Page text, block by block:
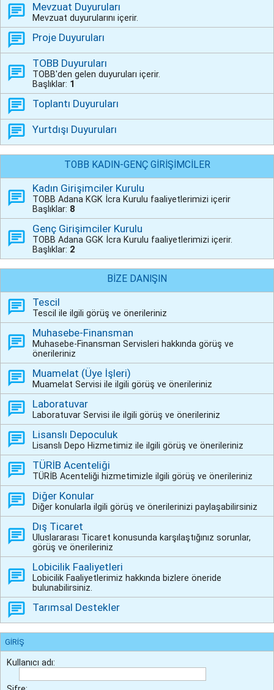
Mevzuat Duyuruları
Mevzuat duyurularını içerir.
Proje Duyuruları
TOBB Duyuruları
TOBB'den gelen duyuruları içerir.
Başlıklar: 1
Toplantı Duyuruları
Yurtdışı Duyuruları
TOBB KADIN-GENÇ GİRİŞİMCİLER
Kadın Girişimciler Kurulu
TOBB Adana KGK İcra Kurulu faaliyetlerimizi içerir
Başlıklar: 8
Genç Girişimciler Kurulu
TOBB Adana GGK İcra Kurulu faaliyetlerimizi içerir.
Başlıklar: 2
BİZE DANIŞIN
Tescil
Tescil ile ilgili görüş ve önerileriniz
Muhasebe-Finansman
Muhasebe-Finansman Servisleri hakkında görüş ve
önerileriniz
Muamelat (Üye İşleri)
Muamelat Servisi ile ilgili görüş ve önerileriniz
Laboratuvar
Laboratuvar Servisi ile ilgili görüş ve önerileriniz
Lisanslı Depoculuk
Lisanslı Depo Hizmetimiz ile ilgili görüş ve önerileriniz
TÜRİB Acenteliği
TÜRİB Acenteliği hizmetimizle ilgili görüş ve önerileriniz
Diğer Konular
Diğer konularla ilgili görüş ve önerilerinizi paylaşabilirsiniz
Dış Ticaret
Uluslararası Ticaret konusunda karşılaştığınız sorunlar,
görüş ve önerileriniz
Lobicilik Faaliyetleri
Lobicilik Faaliyetlerimiz hakkında bizlere öneride
bulunabilirsiniz.
Tarımsal Destekler
GIRIŞ
Kullanıcı adı: